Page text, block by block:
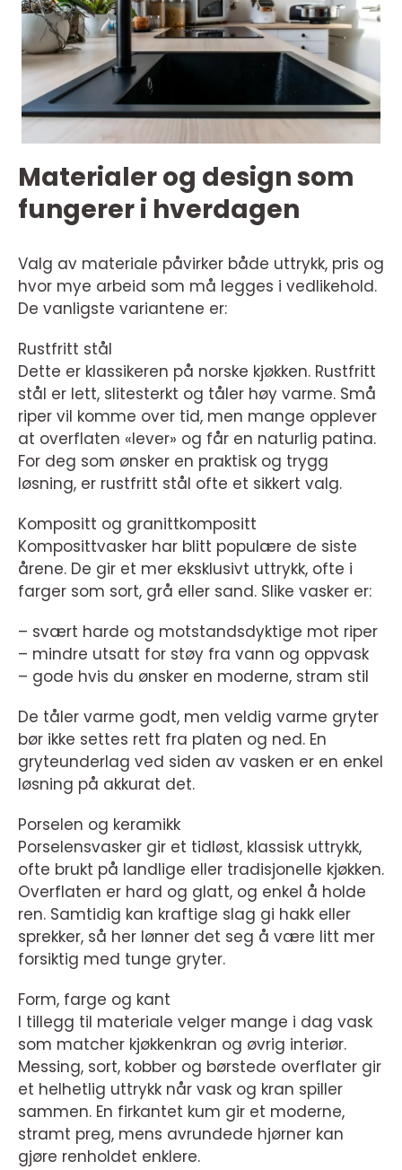
Materialer og design som
fungerer i hverdagen
Valg av materiale påvirker både uttrykk, pris og
hvor mye arbeid som må legges i vedlikehold.
De vanligste variantene er:
Rustfritt stål
Dette er klassikeren på norske kjøkken. Rustfritt
stål er lett, slitesterkt og tåler høy varme. Små
riper vil komme over tid, men mange opplever
at overflaten «lever» og får en naturlig patina.
For deg som ønsker en praktisk og trygg
løsning, er rustfritt stål ofte et sikkert valg.
Kompositt og granittkompositt
Komposittvasker har blitt populære de siste
årene. De gir et mer eksklusivt uttrykk, ofte i
farger som sort, grå eller sand. Slike vasker er:
– svært harde og motstandsdyktige mot riper
– mindre utsatt for støy fra vann og oppvask
– gode hvis du ønsker en moderne, stram stil
De tåler varme godt, men veldig varme gryter
bør ikke settes rett fra platen og ned. En
gryteunderlag ved siden av vasken er en enkel
løsning på akkurat det.
Porselen og keramikk
Porselensvasker gir et tidløst, klassisk uttrykk,
ofte brukt på landlige eller tradisjonelle kjøkken.
Overflaten er hard og glatt, og enkel å holde
ren. Samtidig kan kraftige slag gi hakk eller
sprekker, så her lønner det seg å være litt mer
forsiktig med tunge gryter.
Form, farge og kant
I tillegg til materiale velger mange i dag vask
som matcher kjøkkenkran og øvrig interiør.
Messing, sort, kobber og børstede overflater gir
et helhetlig uttrykk når vask og kran spiller
sammen. En firkantet kum gir et moderne,
stramt preg, mens avrundede hjørner kan
gjøre renholdet enklere.